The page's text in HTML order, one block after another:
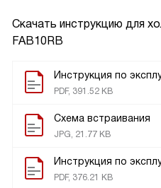
Скачать инструкцию для
FAB10RB
Инструкция по
PDF, 391.52 KB
Схема встраивания
JPG, 21.77 KB
Инструкция по
PDF, 376.21 KB